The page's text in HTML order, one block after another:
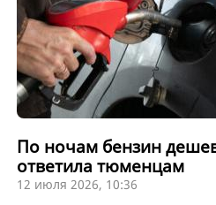
По ночам бензин
ответила тюменцам
12 июля 2026, 10:36